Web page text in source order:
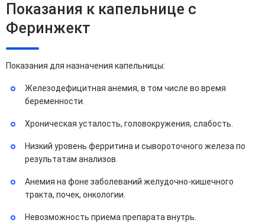
Показания к капельнице с
Феринжект
Показания для назначения капельницы:
Железодефицитная анемия, в том числе во время
беременности.
Хроническая усталость, головокружения, слабость.
Низкий уровень ферритина и сывороточного железа по
результатам анализов.
Анемия на фоне заболеваний желудочно-кишечного
тракта, почек, онкологии.
Невозможность приема препарата внутрь.